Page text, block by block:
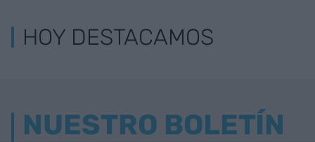
HOY DESTACAMOS
NUESTRO BOLETÍN